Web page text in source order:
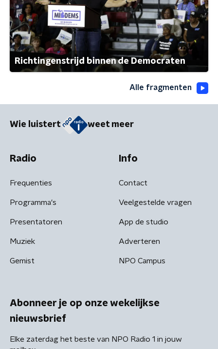
Richtingenstrijd binnen de Democraten
Alle fragmenten
Wie luistert weet meer
Radio
Frequenties
Programma's
Presentatoren
Muziek
Gemist
Info
Contact
Veelgestelde vragen
App de studio
Adverteren
NPO Campus
Abonneer je op onze wekelijkse
nieuwsbrief
Elke zaterdag het beste van NPO Radio 1 in jouw